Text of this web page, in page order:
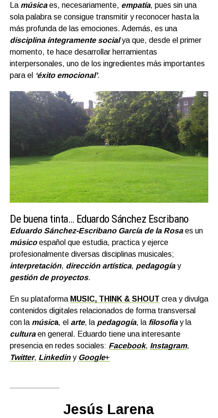
La músicaes, necesariamente, empatía, pues sin una
sola palabra se consigue transmitir y reconocer hasta la
más profunda de las emociones. Además, es una
disciplina íntegramente socialya que, desde el primer
momento, te hace desarrollar herramientas
interpersonales, uno de los ingredientes más importantes
para el ‘éxito emocional’.
De buena tinta… Eduardo Sánchez Escribano
Eduardo Sánchez-Escribano García de la Rosaes un
músicoespañol que estudia, practica y ejerce
profesionalmente diversas disciplinas musicales;
interpretación, dirección artística, pedagogíay
gestión de proyectos.
En su plataforma MUSIC, THINK & SHOUT crea y divulga
contenidos digitales relacionados de forma transversal
con la música, el arte, la pedagogía, la filosofíay la
culturaen general. Eduardo tiene una interesante
presencia en redes sociales: Facebook, Instagram,
Twitter, Linkediny Google+
Jesús Larena